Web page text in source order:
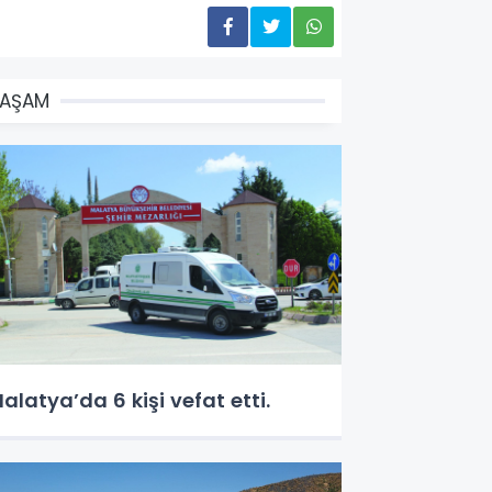
6 kişi vefat etti.